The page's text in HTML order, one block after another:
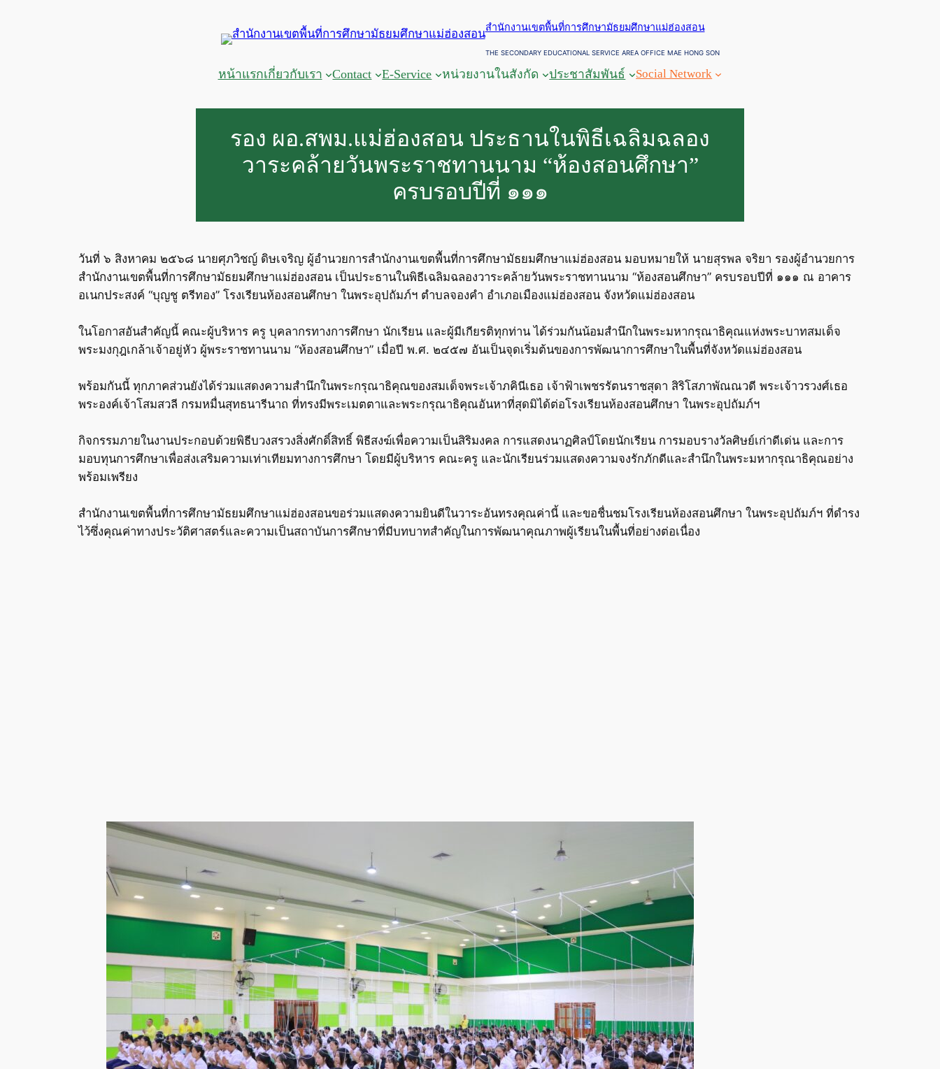
สำนักงานเขตพื้นที่การศึกษามัธยมศึกษาแม่ฮ่องสอน
THE SECONDARY EDUCATIONAL SERVICE AREA OFFICE MAE HONG SON
หน้าแรกเกี่ยวกับเรา Contact E-Service หน่วยงานในสังกัด ประชาสัมพันธ์ Social Network
รอง ผอ.สพม.แม่ฮ่องสอน ประธานในพิธีเฉลิมฉลอง
วาระคล้ายวันพระราชทานนาม “ห้องสอนศึกษา”
ครบรอบปีที่ ๑๑๑
วันที่ ๖ สิงหาคม ๒๕๖๘ นายศุภวิชญ์ ดิษเจริญ ผู้อำนวยการสำนักงานเขตพื้นที่การศึกษามัธยมศึกษาแม่ฮ่องสอน มอบหมายให้ นายสุรพล จริยา รองผู้อำนวยการ
สำนักงานเขตพื้นที่การศึกษามัธยมศึกษาแม่ฮ่องสอน เป็นประธานในพิธีเฉลิมฉลองวาระคล้ายวันพระราชทานนาม “ห้องสอนศึกษา” ครบรอบปีที่ ๑๑๑ ณ อาคาร
อเนกประสงค์ “บุญชู ตรีทอง” โรงเรียนห้องสอนศึกษา ในพระอุปถัมภ์ฯ ตำบลจองคำ อำเภอเมืองแม่ฮ่องสอน จังหวัดแม่ฮ่องสอน
ในโอกาสอันสำคัญนี้ คณะผู้บริหาร ครู บุคลากรทางการศึกษา นักเรียน และผู้มีเกียรติทุกท่าน ได้ร่วมกันน้อมสำนึกในพระมหากรุณาธิคุณแห่งพระบาทสมเด็จ
พระมงกุฎเกล้าเจ้าอยู่หัว ผู้พระราชทานนาม “ห้องสอนศึกษา” เมื่อปี พ.ศ. ๒๔๕๗ อันเป็นจุดเริ่มต้นของการพัฒนาการศึกษาในพื้นที่จังหวัดแม่ฮ่องสอน
พร้อมกันนี้ ทุกภาคส่วนยังได้ร่วมแสดงความสำนึกในพระกรุณาธิคุณของสมเด็จพระเจ้าภคินีเธอ เจ้าฟ้าเพชรรัตนราชสุดา สิริโสภาพัณณวดี พระเจ้าวรวงศ์เธอ
พระองค์เจ้าโสมสวลี กรมหมื่นสุทธนารีนาถ ที่ทรงมีพระเมตตาและพระกรุณาธิคุณอันหาที่สุดมิได้ต่อโรงเรียนห้องสอนศึกษา ในพระอุปถัมภ์ฯ
กิจกรรมภายในงานประกอบด้วยพิธีบวงสรวงสิ่งศักดิ์สิทธิ์ พิธีสงฆ์เพื่อความเป็นสิริมงคล การแสดงนาฏศิลป์โดยนักเรียน การมอบรางวัลศิษย์เก่าดีเด่น และการ
มอบทุนการศึกษาเพื่อส่งเสริมความเท่าเทียมทางการศึกษา โดยมีผู้บริหาร คณะครู และนักเรียนร่วมแสดงความจงรักภักดีและสำนึกในพระมหากรุณาธิคุณอย่าง
พร้อมเพรียง
สำนักงานเขตพื้นที่การศึกษามัธยมศึกษาแม่ฮ่องสอนขอร่วมแสดงความยินดีในวาระอันทรงคุณค่านี้ และขอชื่นชมโรงเรียนห้องสอนศึกษา ในพระอุปถัมภ์ฯ ที่ดำรง
ไว้ซึ่งคุณค่าทางประวัติศาสตร์และความเป็นสถาบันการศึกษาที่มีบทบาทสำคัญในการพัฒนาคุณภาพผู้เรียนในพื้นที่อย่างต่อเนื่อง